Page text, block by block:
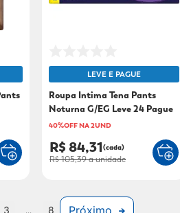
LEVE E PAGUE
Roupa Intima Tena Pants
Noturna G/EG Leve 24 Pague
21
40%OFF NA 2UND
R$ 84,31(cada)
R$ 105,39a unidade
3 8